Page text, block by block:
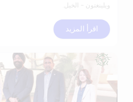
ويلينغتون - الخيل.
اقرأ المزيد